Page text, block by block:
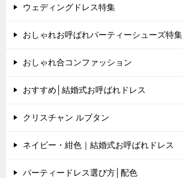
ウェディングドレス特集
おしゃれお呼ばれパーティーシューズ特集
おしゃれ合コンファッション
おすすめ│結婚式お呼ばれドレス
クリスチャン ルブタン
ネイビー・紺色｜結婚式お呼ばれドレス
パーティードレス選び方│配色